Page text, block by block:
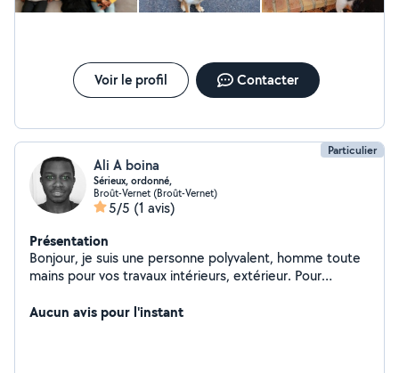
Voir le profil Contacter
Particulier
Ali A boina
Sérieux, ordonné,
Broût-Vernet (Broût-Vernet)
5/5 (1 avis)
Présentation
Bonjour, je suis une personne polyvalent, homme toute
mains pour vos travaux intérieurs, extérieur. Pour
Aucun avis pour l'instant